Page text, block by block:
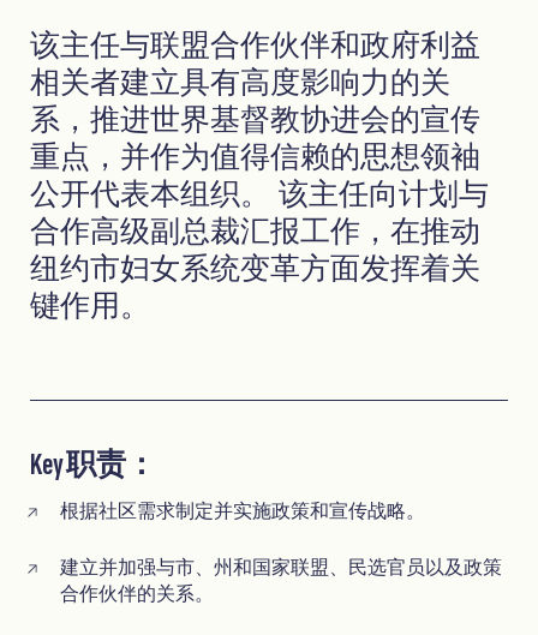
该主任与联盟合作伙伴和政府利益
相关者建立具有高度影响力的关
系，推进世界基督教协进会的宣传
重点，并作为值得信赖的思想领袖
公开代表本组织。 该主任向计划与
合作高级副总裁汇报工作，在推动
纽约市妇女系统变革方面发挥着关
键作用。
Key 职责：
根据社区需求制定并实施政策和宣传战略。
建立并加强与市、州和国家联盟、民选官员以及政策
合作伙伴的关系。